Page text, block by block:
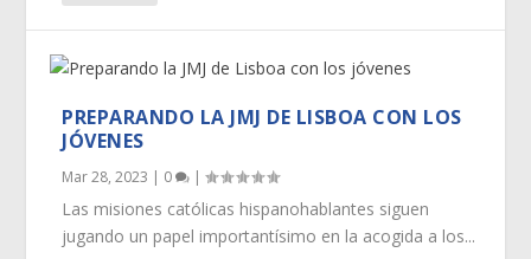
PREPARANDO LA JMJ DE LISBOA CON LOS
JÓVENES
Mar 28, 2023 | 0 |
Las misiones católicas hispanohablantes siguen
jugando un papel importantísimo en la acogida a los...